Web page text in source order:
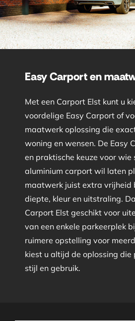
Easy Carport en
Met een Carport Elst kunt u
voordelige Easy Carport of
maatwerk oplossing die
woning en wensen. De Easy
en praktische keuze voor wie
aluminium carport wil laten
maatwerk juist extra vrijheid
diepte, kleur en uitstraling.
Carport Elst geschikt voor
van een enkele parkeerplek
ruimere opstelling voor
kiest u altijd de oplossing
stijl en gebruik.